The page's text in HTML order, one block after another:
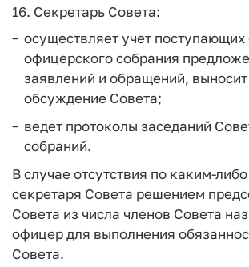
16. Секретарь Совета:
осуществляет учет поступающих
офицерского собрания
заявлений и обращений, выносит
обсуждение Совета;
ведет протоколы заседаний
собраний.
В случае отсутствия по каким-
секретаря Совета решением
Совета из числа членов Совета
офицер для выполнения
Совета.